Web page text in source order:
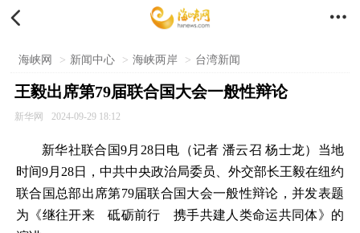
 
海峡网 > 新闻中心 > 海峡两岸 > 台湾新闻
王毅出席第79届联合国大会一般性辩论
新华网 2024-09-29 18:12
新华社联合国9月28日电（记者 潘云召 杨士龙）当地
时间9月28日，中共中央政治局委员、外交部长王毅在纽约
联合国总部出席第79届联合国大会一般性辩论，并发表题
为《继往开来 砥砺前行 携手共建人类命运共同体》的